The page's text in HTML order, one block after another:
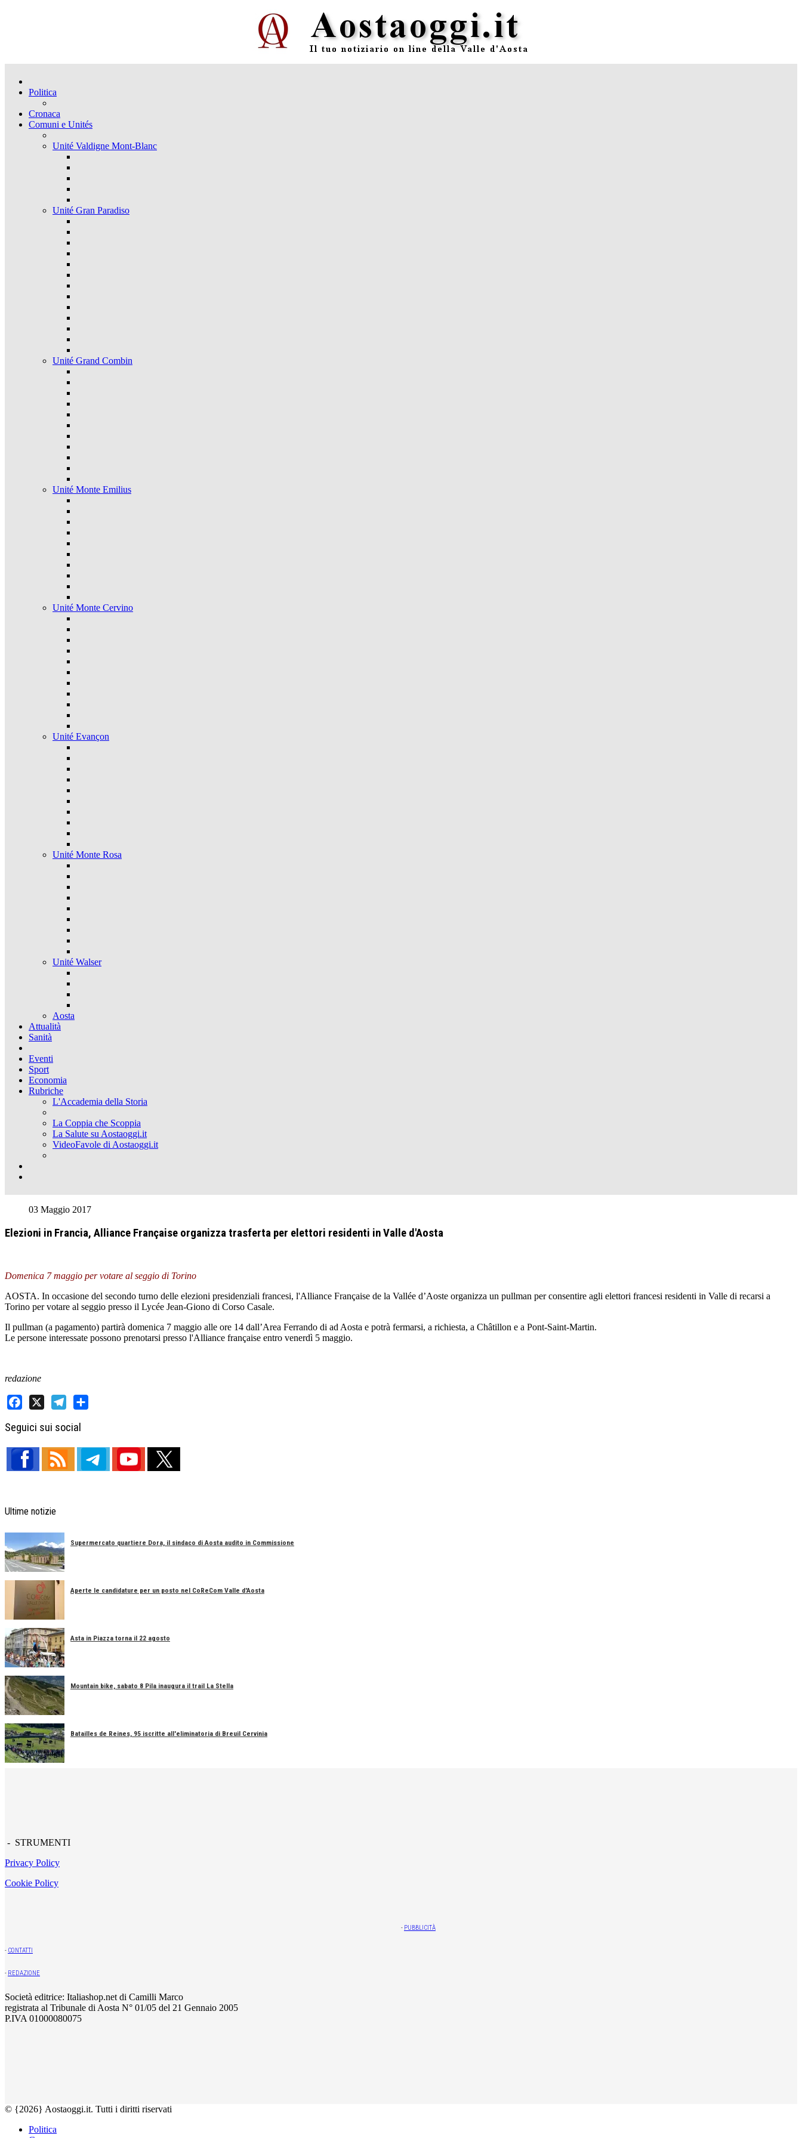
Politica
Cronaca
Comuni e Unités
Unité Valdigne Mont-Blanc
Unité Gran Paradiso
Unité Grand Combin
Unité Monte Emilius
Unité Monte Cervino
Unité Evançon
Unité Monte Rosa
Unité Walser
Aosta
Attualità
Sanità
Eventi
Sport
Economia
Rubriche
L'Accademia della Storia
La Coppia che Scoppia
La Salute su Aostaoggi.it
VideoFavole di Aostaoggi.it
03 Maggio 2017
Elezioni in Francia, Alliance Française organizza trasferta per elettori residenti in Valle d'Aosta
Domenica 7 maggio per votare al seggio di Torino
AOSTA. In occasione del secondo turno delle elezioni presidenziali francesi, l'Alliance Française de la Vallée d’Aoste organizza un pullman per consentire agli elettori francesi residenti in Valle di recarsi a
Torino per votare al seggio presso il Lycée Jean-Giono di Corso Casale.
Il pullman (a pagamento) partirà domenica 7 maggio alle ore 14 dall’Area Ferrando di ad Aosta e potrà fermarsi, a richiesta, a Châtillon e a Pont-Saint-Martin.
Le persone interessate possono prenotarsi presso l'Alliance française entro venerdì 5 maggio.
redazione
Seguici sui social
Ultime notizie
Supermercato quartiere Dora, il sindaco di Aosta audito in Commissione
Aperte le candidature per un posto nel CoReCom Valle d'Aosta
Asta in Piazza torna il 22 agosto
Mountain bike, sabato 8 Pila inaugura il trail La Stella
Batailles de Reines, 95 iscritte all'eliminatoria di Breuil Cervinia
- STRUMENTI
Privacy Policy
Cookie Policy
- PUBBLICITÀ
- CONTATTI
- REDAZIONE
Società editrice: Italiashop.net di Camilli Marco
registrata al Tribunale di Aosta N° 01/05 del 21 Gennaio 2005
P.IVA 01000080075
© {2026} Aostaoggi.it. Tutti i diritti riservati
Politica